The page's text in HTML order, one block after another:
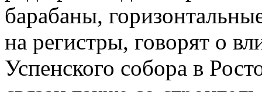
барабаны,
на регистры, говорят о
Успенского собора в